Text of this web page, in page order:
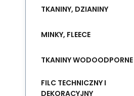
TKANINY, DZIANINY
MINKY, FLEECE
TKANINY WODOODPORNE
FILC TECHNICZNY I
DEKORACYJNY